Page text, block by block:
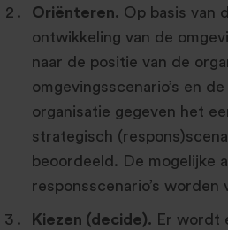
Oriënteren. Op basis van
ontwikkeling van de
naar de positie van de
omgevingsscenario’s en
organisatie gegeven het
strategisch
beoordeeld. De mogelijke
responsscenario’s worden
Kiezen (decide).
Er wordt